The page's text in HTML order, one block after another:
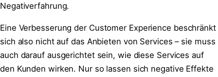
Negativerfahrung.
Eine Verbesserung der Customer Experience beschränkt
sich also nicht auf das Anbieten von Services – sie muss
auch darauf ausgerichtet sein, wie diese Services auf
den Kunden wirken. Nur so lassen sich negative Effekte